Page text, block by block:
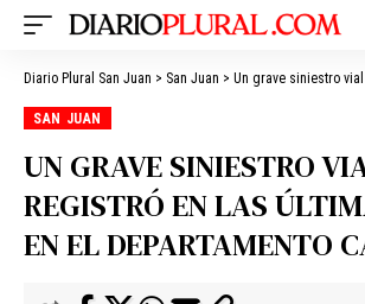
Diario Plural San Juan > San Juan > Un grave siniestro vial se registró en las
SAN JUAN
UN GRAVE SINIESTRO
REGISTRÓ EN LAS
EN EL DEPARTAMENTO